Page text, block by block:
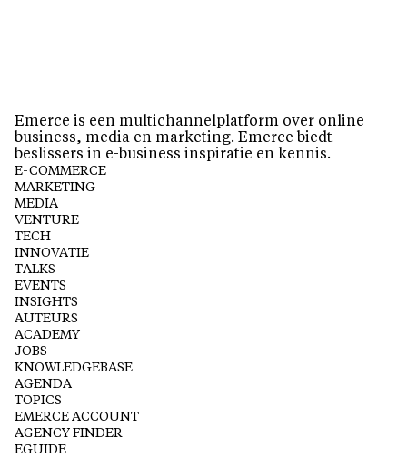
Emerce is een multichannelplatform over online
business, media en marketing. Emerce biedt
beslissers in e-business inspiratie en kennis.
E-COMMERCE
MARKETING
MEDIA
VENTURE
TECH
INNOVATIE
TALKS
EVENTS
INSIGHTS
AUTEURS
ACADEMY
JOBS
KNOWLEDGEBASE
AGENDA
TOPICS
EMERCE ACCOUNT
AGENCY FINDER
EGUIDE